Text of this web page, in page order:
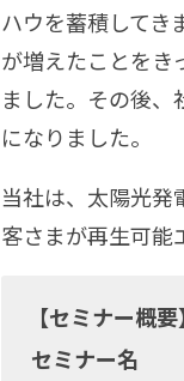
ハウを蓄積してき
が増えたことをき
ました。その後
になりました。
当社は、太陽光発
客さまが再生可能
【セミナー概要】
セミナー名